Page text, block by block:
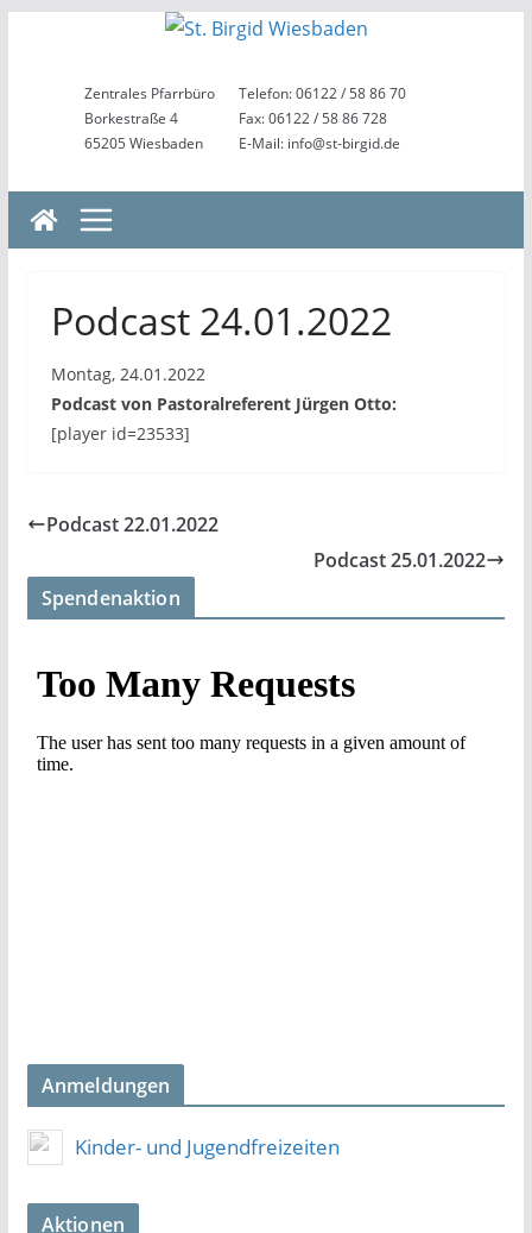
springenZentrales Pfarrbüro
Borkestraße 4
65205 Wiesbaden
Telefon: 06122 / 58 86 70
Fax: 06122 / 58 86 728
E-Mail: info@st-birgid.de
Podcast 24.01.2022
Montag, 24.01.2022
Podcast von Pastoralreferent Jürgen Otto:
[player id=23533]
Podcast 22.01.2022
Podcast 25.01.2022
Spendenaktion
Anmeldungen
Kinder- und Jugendfreizeiten
Aktionen